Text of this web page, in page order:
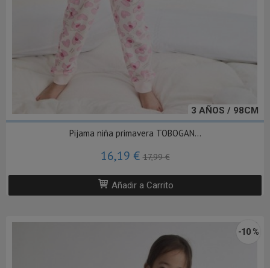
3 AÑOS / 98CM
Pijama niña primavera TOBOGAN...
16,19 €17,99 €
Añadir a Carrito
-10 %